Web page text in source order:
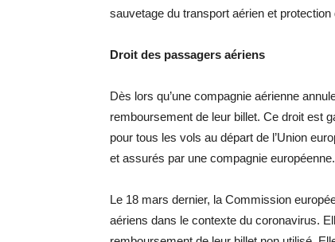
sauvetage du transport aérien et
Droit des passagers aériens
Dès lors qu’une compagnie aérienne
remboursement de leur billet. Ce droit est
pour tous les vols au départ de l’Union
et assurés par une compagnie européenne.
Le 18 mars dernier, la Commission
aériens dans le contexte du coronavirus.